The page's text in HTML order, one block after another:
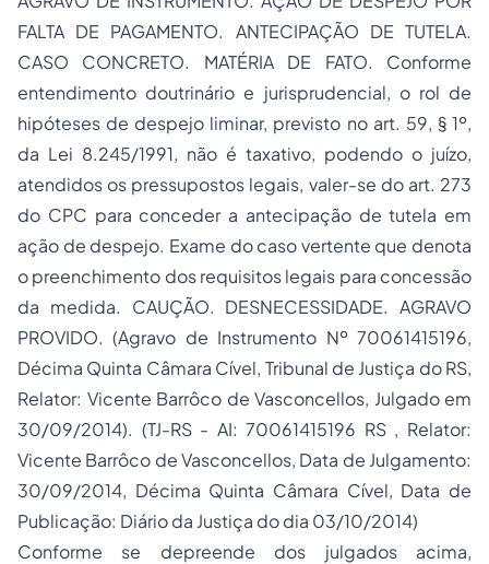
FALTA DE PAGAMENTO. ANTECIPAÇÃO DE TUTELA.
CASO CONCRETO. MATÉRIA DE FATO. Conforme
entendimento doutrinário e jurisprudencial, o rol de
hipóteses de despejo liminar, previsto no art. 59, § 1º,
da Lei 8.245/1991, não é taxativo, podendo o juízo,
atendidos os pressupostos legais, valer-se do art. 273
do CPC para conceder a antecipação de tutela em
ação de despejo. Exame do caso vertente que denota
o preenchimento dos requisitos legais para concessão
da medida. CAUÇÃO. DESNECESSIDADE. AGRAVO
PROVIDO. (Agravo de Instrumento Nº 70061415196,
Décima Quinta Câmara Cível, Tribunal de Justiça do RS,
Relator: Vicente Barrôco de Vasconcellos, Julgado em
30/09/2014). (TJ-RS - AI: 70061415196 RS , Relator:
Vicente Barrôco de Vasconcellos, Data de Julgamento:
30/09/2014, Décima Quinta Câmara Cível, Data de
Publicação: Diário da Justiça do dia 03/10/2014)
Conforme se depreende dos julgados acima,